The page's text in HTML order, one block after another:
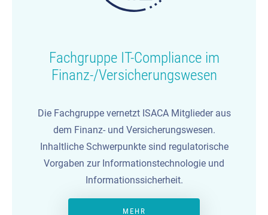
Fachgruppe IT-Compliance im
Finanz-/Versicherungswesen
Die Fachgruppe vernetzt ISACA Mitglieder aus
dem Finanz- und Versicherungswesen.
Inhaltliche Schwerpunkte sind regulatorische
Vorgaben zur Informationstechnologie und
Informationssicherheit.
MEHR